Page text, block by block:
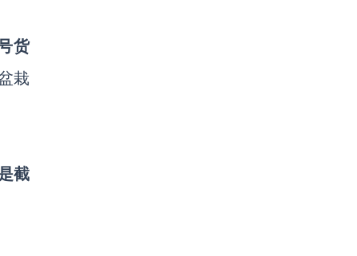
货
栽
截